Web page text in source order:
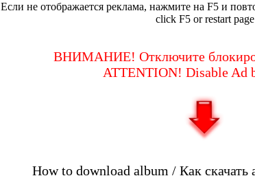
Если не отображается реклама, нажмите на F5 и
click F5 or restart page
ВНИМАНИЕ! Отключите
ATTENTION! Disable Ad
How to download album / Как скачать